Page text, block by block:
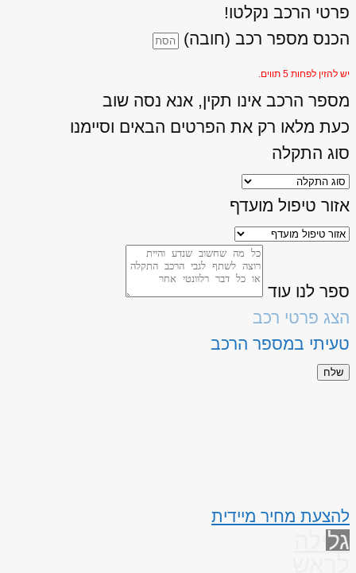
פרטי הרכב נקלטו!
הכנס מספר רכב (חובה)
יש להזין לפחות 5 תווים.
מספר הרכב אינו תקין, אנא נסה שוב
כעת מלאו רק את הפרטים הבאים וסיימנו
סוג התקלה
אזור טיפול מועדף
ספר לנו עוד
הצג פרטי רכב
טעיתי במספר הרכב
שלח
להצעת מחיר מיידית
גלילה